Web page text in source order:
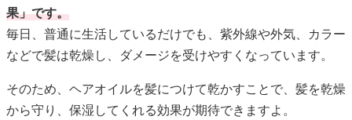
果」です。
毎日、普通に生活しているだけでも、紫外線や外気、カラー
などで髪は乾燥し、ダメージを受けやすくなっています。
そのため、ヘアオイルを髪につけて乾かすことで、髪を乾燥
から守り、保湿してくれる効果が期待できますよ。